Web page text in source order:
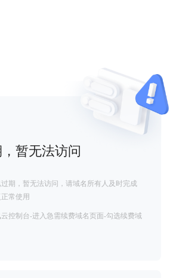
暂无法访问
期，暂无法访问，请域名所有人及时完成
常使用
控制台-进入急需续费域名页面-勾选续费域